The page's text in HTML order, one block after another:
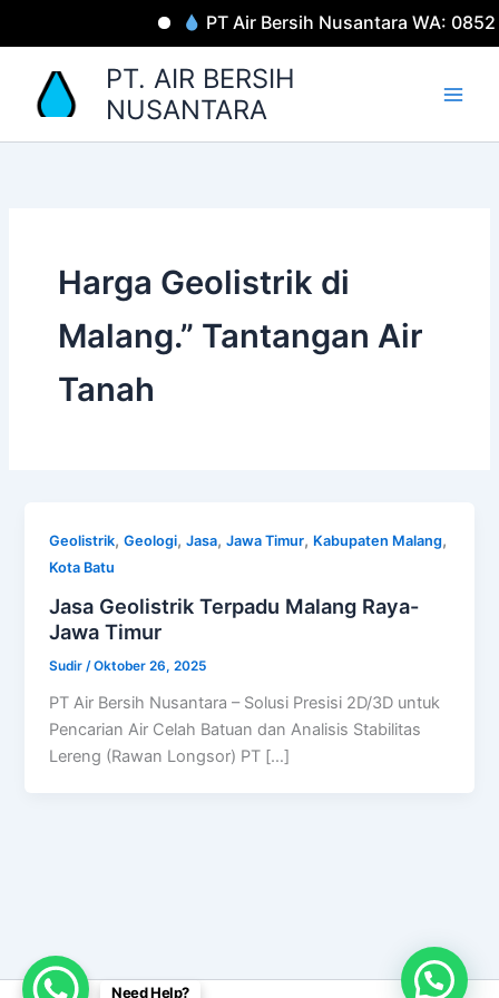
PT Air Bersih Nusantara WA:
PT. AIR BERSIH
NUSANTARA
Harga Geolistrik di
Malang.” Tantangan Air
Tanah
Geolistrik,Geologi,Jasa,Jawa Timur, Kabupaten Malang,
Kota Batu
Jasa Geolistrik Terpadu Malang Raya-
Jawa Timur
Sudir /Oktober 26, 2025
PT Air Bersih Nusantara – Solusi Presisi 2D/3D untuk
Pencarian Air Celah Batuan dan Analisis Stabilitas
Lereng (Rawan Longsor) PT […]
Need Help?